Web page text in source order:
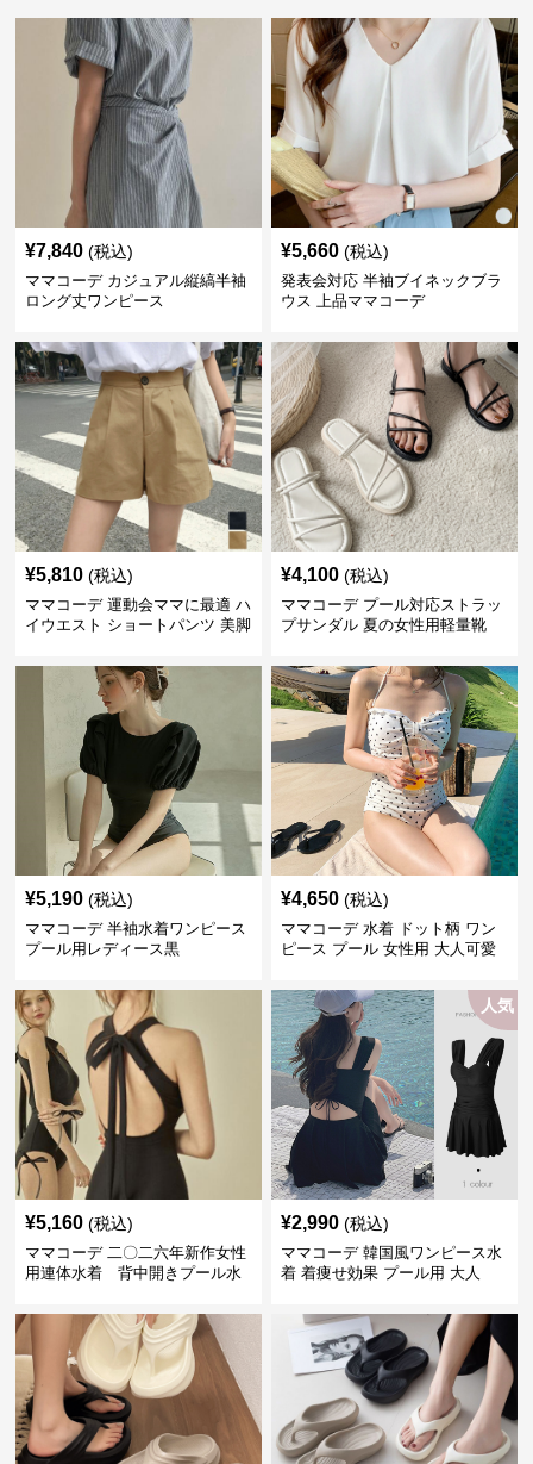
¥7,840 (税込)
ママコーデ カジュアル縦縞半袖
ロング丈ワンピース
¥5,660 (税込)
発表会対応 半袖ブイネックブラ
ウス 上品ママコーデ
¥5,810 (税込)
ママコーデ 運動会ママに最適 ハ
イウエスト ショートパンツ 美脚
¥4,100 (税込)
ママコーデ プール対応ストラッ
プサンダル 夏の女性用軽量靴
¥5,190 (税込)
ママコーデ 半袖水着ワンピース
プール用レディース黒
¥4,650 (税込)
ママコーデ 水着 ドット柄 ワン
ピース プール 女性用 大人可愛
¥5,160 (税込)
ママコーデ 二〇二六年新作女性
用連体水着 背中開きプール水
人気
¥2,990 (税込)
ママコーデ 韓国風ワンピース水
着 着痩せ効果 プール用 大人